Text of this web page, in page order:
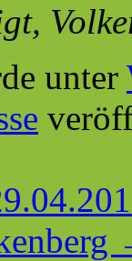
unter